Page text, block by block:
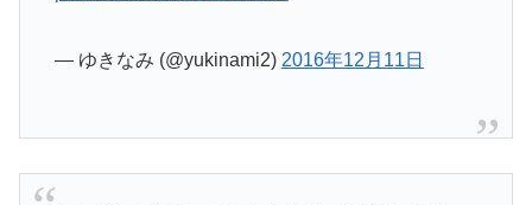
— ゆきなみ (@yukinami2) 2016年12月11日